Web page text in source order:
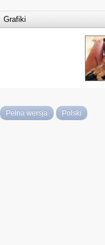
Grafiki
Pełna wersja Polski